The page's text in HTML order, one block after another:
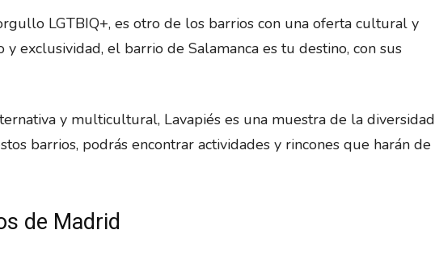
LGTBIQ+, es otro de los barrios con una oferta cultural y
exclusividad, el barrio de Salamanca es tu destino, con sus
y multicultural, Lavapiés es una muestra de la diversidad
barrios, podrás encontrar actividades y rincones que harán de
de Madrid